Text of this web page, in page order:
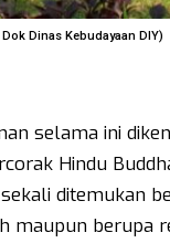
Dinas Kebudayaan DIY)
selama ini
Hindu
ditemukan
maupun berupa